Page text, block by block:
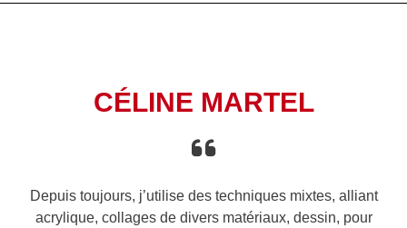
CÉLINE MARTEL
Depuis toujours, j’utilise des techniques mixtes, alliant
acrylique, collages de divers matériaux, dessin, pour